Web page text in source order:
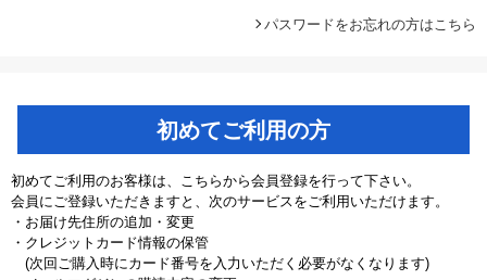
パスワードをお忘れの方はこちら
初めてご利用の方
初めてご利用のお客様は、こちらから会員登録を行って下さい。
会員にご登録いただきますと、次のサービスをご利用いただけます。
・お届け先住所の追加・変更
・クレジットカード情報の保管
(次回ご購入時にカード番号を入力いただく必要がなくなります)